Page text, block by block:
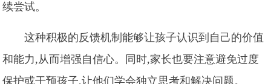
续尝试。
这种积极的反馈机制能够让孩子认识到自己的价值
和能力,从而增强自信心。同时,家长也要注意避免过度
保护或干预孩子,让他们学会独立思考和解决问题。